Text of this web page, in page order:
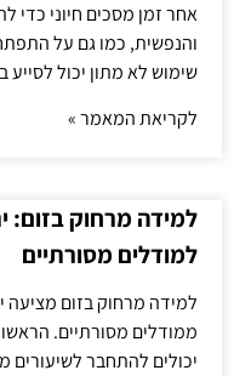
אחר זמן מסכים חיוני כדי
והנפשית, כמו גם על
שימוש לא מתון יכול לסייע
לקריאת המאמר »
למידה מרחוק בזום:
למודלים מסורתיים
למידה מרחוק בזום מציעה
ממודלים מסורתיים.
יכולים להתחבר